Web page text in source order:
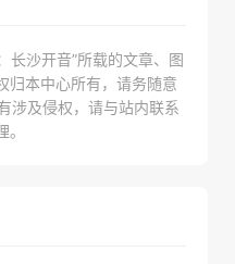
长沙开音”所载的文章、图
归本中心所有，请务随意
涉及侵权，请与站内联系